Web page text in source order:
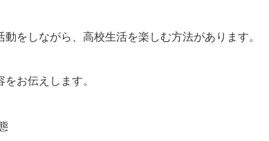
をしながら、高校生活を楽しむ方法があります。
お伝えします。